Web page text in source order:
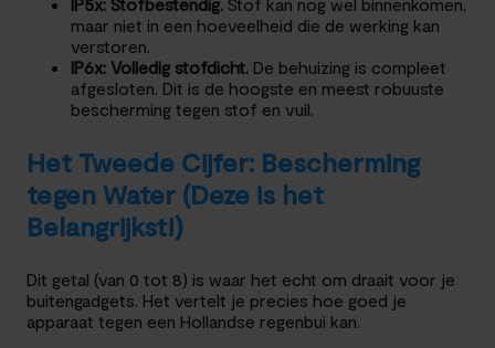
maar niet in een hoeveelheid die de werking kan
verstoren.
IP6x: Volledig stofdicht. De behuizing is compleet
afgesloten. Dit is de hoogste en meest robuuste
bescherming tegen stof en vuil.
Het Tweede Cijfer: Bescherming
tegen Water (Deze is het
Belangrijkst!)
Dit getal (van 0 tot 8) is waar het echt om draait voor je
buitengadgets. Het vertelt je precies hoe goed je
apparaat tegen een Hollandse regenbui kan.